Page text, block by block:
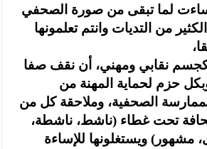
اساءت لما تبقى من صورة الصحفي
من التديات وانتم تعلمونها
كجسم نقابي ومهني، أن نقف صفا
حزم لحماية المهنة من
الصحفية، وملاحقة كل من
تحت غطاء (ناشط، ناشطة،
مشهور) ويستغلونها للإساءة